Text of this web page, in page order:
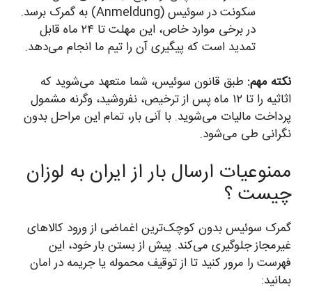
سکونت در سوئیس (Anmeldung) به گمرک برسد.
در برخی موارد خاص، این مهلت تا ۲۴ ماه قابل
تمدید است که پیگیری آن را تیم ما انجام می‌دهد.
نکته مهم: طبق قانون سوئیس، شما متعهد می‌شوید که
اثاثیه را تا ۱۲ ماه پس از ترخیص، نفروشید، وگرنه مشمول
پرداخت مالیات می‌شوید. با آنی بار، تمام این مراحل بدون
نگرانی طی می‌شود.
ممنوعیات ارسال بار از ایران به لوزان
چیست ؟
گمرک سوئیس بدون کوچک‌ترین اغماضی از ورود کالاهای
غیرمجاز جلوگیری می‌کند. پیش از بستن بار خود، این
فهرست را مرور کنید تا از توقیف محموله یا جریمه در امان
بمانید: